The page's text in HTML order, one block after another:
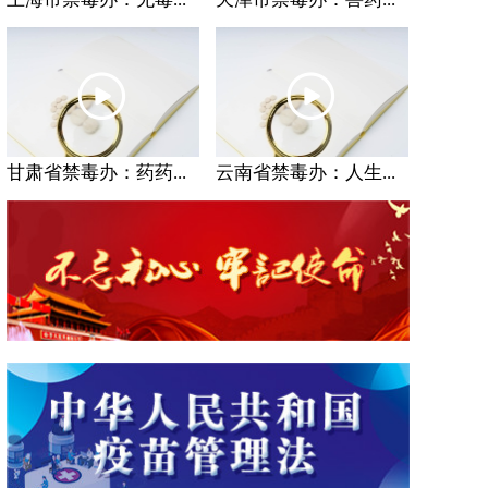
甘肃省禁毒办：药药... 云南省禁毒办：人生...